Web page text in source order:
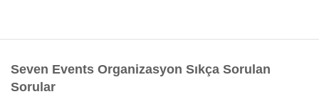
Seven Events Organizasyon Sıkça Sorulan
Sorular